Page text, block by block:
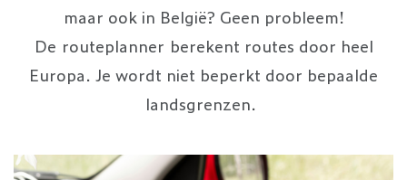
maar ook in België? Geen probleem!
De routeplanner berekent routes door heel
Europa. Je wordt niet beperkt door bepaalde
landsgrenzen.